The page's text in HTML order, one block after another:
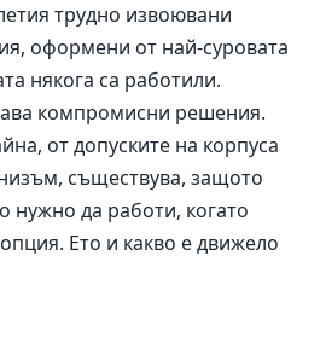
трудно извоювани
оформени от най-суровата
някога са работили.
компромисни решения.
от допуските на корпуса
съществува, защото
нужно да работи, когато
Ето и какво е движело